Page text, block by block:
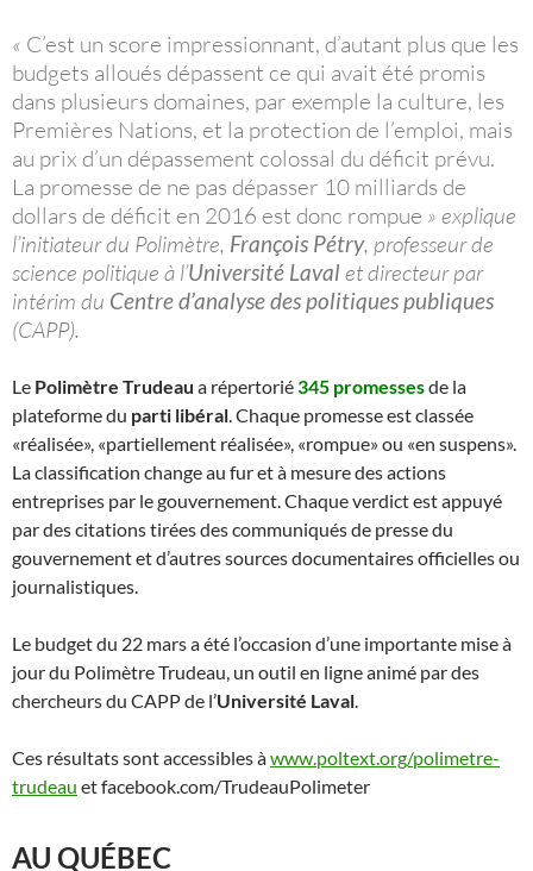
« C’est un score impressionnant, d’autant plus que les
budgets alloués dépassent ce qui avait été promis
dans plusieurs domaines, par exemple la culture, les
Premières Nations, et la protection de l’emploi, mais
au prix d’un dépassement colossal du déficit prévu.
La promesse de ne pas dépasser 10 milliards de
dollars de déficit en 2016 est donc rompue » explique
l’initiateur du Polimètre, François Pétry, professeur de
science politique à l’Université Laval et directeur par
intérim du Centre d’analyse des politiques publiques
(CAPP).
Le Polimètre Trudeau a répertorié345 promessesde la
plateforme du parti libéral. Chaque promesse est classée
«réalisée», «partiellement réalisée», «rompue» ou «en suspens».
La classification change au fur et à mesure des actions
entreprises par le gouvernement. Chaque verdict est appuyé
par des citations tirées des communiqués de presse du
gouvernement et d’autres sources documentaires officielles ou
journalistiques.
Le budget du 22 mars a été l’occasion d’une importante mise à
jour du Polimètre Trudeau, un outil en ligne animé par des
chercheurs du CAPP de l’Université Laval.
Ces résultats sont accessibles àwww.poltext.org/polimetre-
trudeau et facebook.com/TrudeauPolimeter
AU QUÉBEC